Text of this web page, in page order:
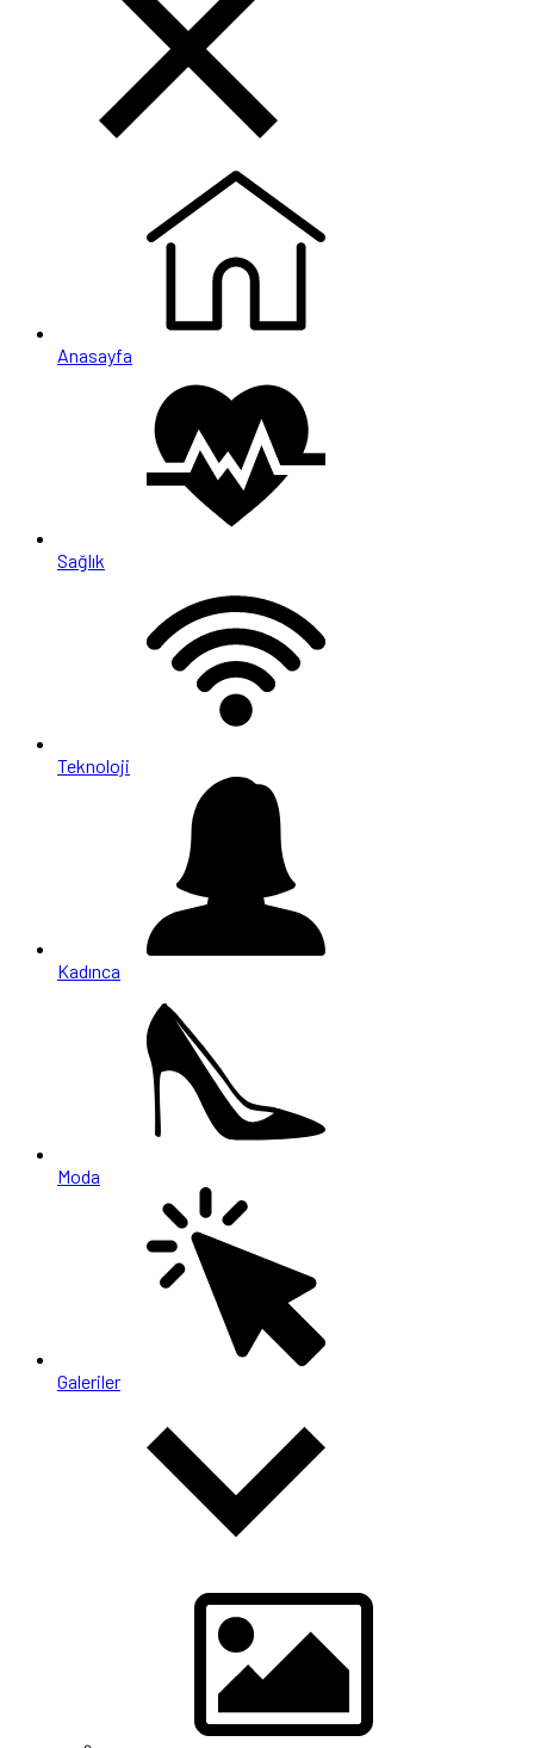
Anasayfa
Sağlık
Teknoloji
Kadınca
Moda
Galeriler